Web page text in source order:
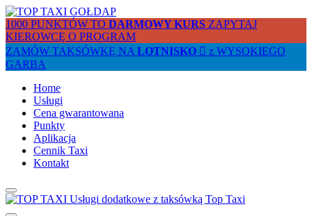
1000 PUNKTÓW TO DARMOWY KURS ZAPYTAJ
KIEROWCĘ O PROGRAM
ZAMÓW TAKSÓWKĘ NA LOTNISKO
z WYSOKIEGO
GARBA
Home
Usługi
Cena gwarantowana
Punkty
Aplikacja
Cennik Taxi
Kontakt